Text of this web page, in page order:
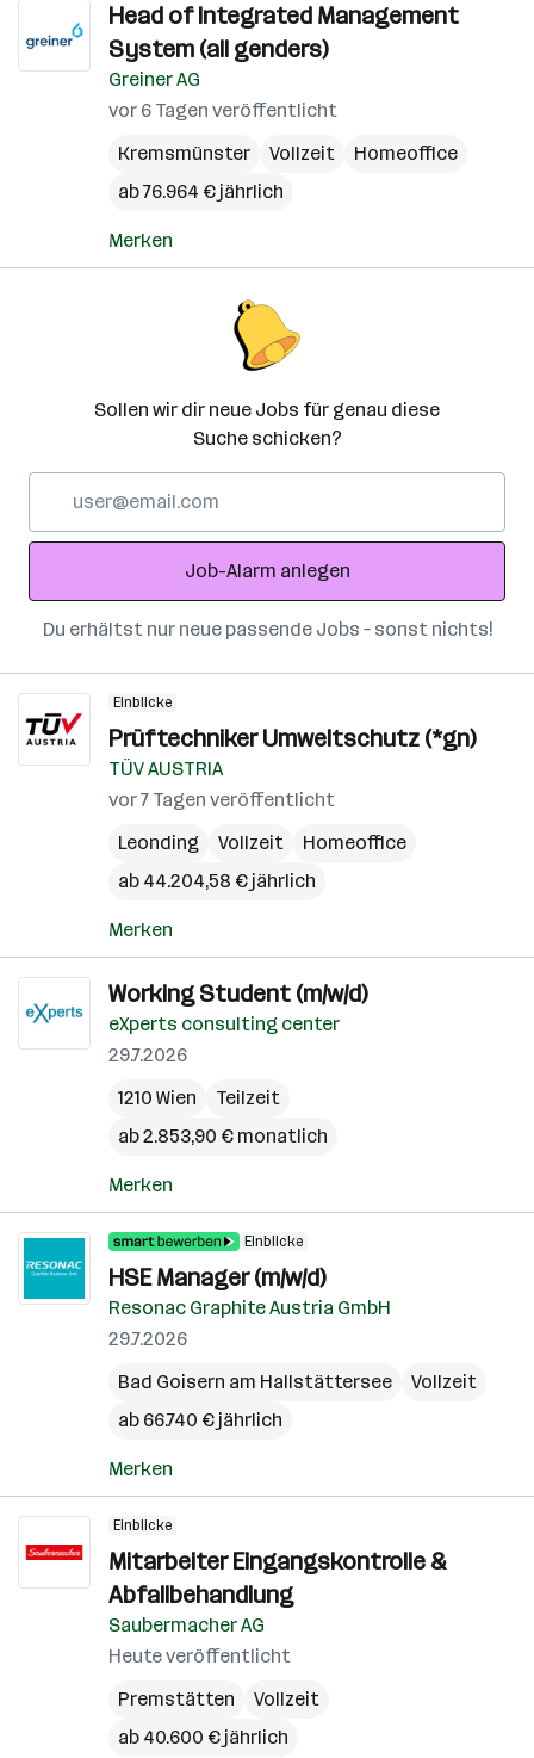
Head of Integrated Management
System (all genders)
Greiner AG
vor 6 Tagen veröffentlicht
Kremsmünster
Vollzeit
Homeoffice
ab 76.964 € jährlich
Merken
Sollen wir dir neue Jobs für genau diese
Suche schicken?
Adresse
Job-Alarm anlegen
Du erhältst nur neue passende Jobs – sonst nichts!
Einblicke
Prüftechniker Umweltschutz (*gn)
TÜV AUSTRIA
vor 7 Tagen veröffentlicht
Leonding
Vollzeit
Homeoffice
ab 44.204,58 € jährlich
Merken
Working Student (m/w/d)
eXperts consulting center
29.7.2026
1210 Wien
Teilzeit
ab 2.853,90 € monatlich
Merken
Einblicke
HSE Manager (m/w/d)
Resonac Graphite Austria GmbH
29.7.2026
Bad Goisern am Hallstättersee
Vollzeit
ab 66.740 € jährlich
Merken
Einblicke
Mitarbeiter Eingangskontrolle &
Abfallbehandlung
Saubermacher AG
Heute veröffentlicht
Premstätten
Vollzeit
ab 40.600 € jährlich